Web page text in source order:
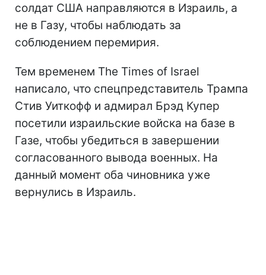
солдат США направляются в Израиль, а
не в Газу, чтобы наблюдать за
соблюдением перемирия.
Тем временем The Times of Israel
написало, что спецпредставитель Трампа
Стив Уиткофф и адмирал Брэд Купер
посетили израильские войска на базе в
Газе, чтобы убедиться в завершении
согласованного вывода военных. На
данный момент оба чиновника уже
вернулись в Израиль.